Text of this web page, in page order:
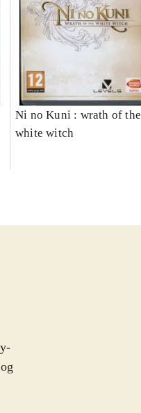
Ni no Kuni : wrath of the
white witch